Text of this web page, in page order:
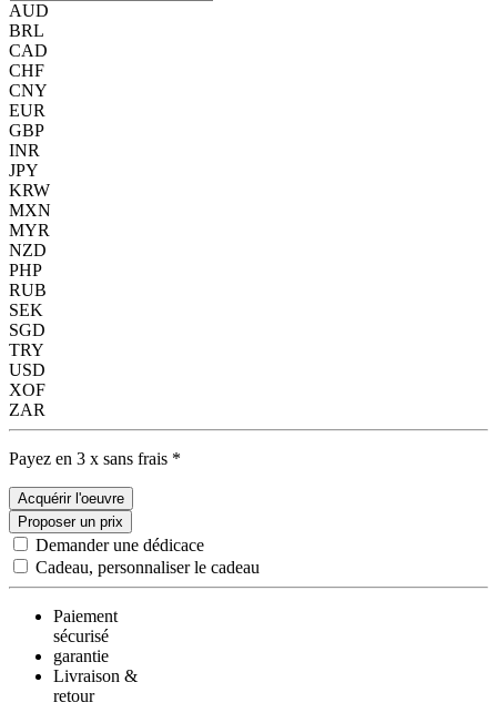
AUD
BRL
CAD
CHF
CNY
EUR
GBP
INR
JPY
KRW
MXN
MYR
NZD
PHP
RUB
SEK
SGD
TRY
USD
XOF
ZAR
Payez en 3 x sans frais *
Acquérir l'oeuvre
Proposer un prix
Demander une dédicace
Cadeau, personnaliser le cadeau
Paiement
sécurisé
garantie
Livraison &
retour